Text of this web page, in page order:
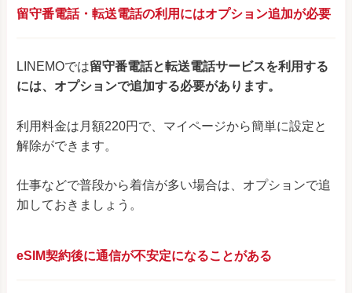
留守番電話・転送電話の利用にはオプション追加が必要
LINEMOでは留守番電話と転送電話サービスを利用する
には、オプションで追加する必要があります。
利用料金は月額220円で、マイページから簡単に設定と
解除ができます。
仕事などで普段から着信が多い場合は、オプションで追
加しておきましょう。
eSIM契約後に通信が不安定になることがある